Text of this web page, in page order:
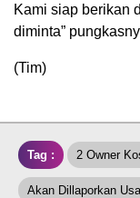
Kami siap berikan
diminta”
(Tim)
Tag : 2 Owner
Akan Dillaporkan